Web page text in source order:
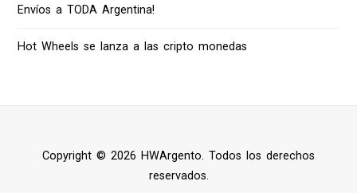
Envíos a TODA Argentina!
Hot Wheels se lanza a las cripto monedas
Copyright © 2026 HWArgento. Todos los derechos
reservados.